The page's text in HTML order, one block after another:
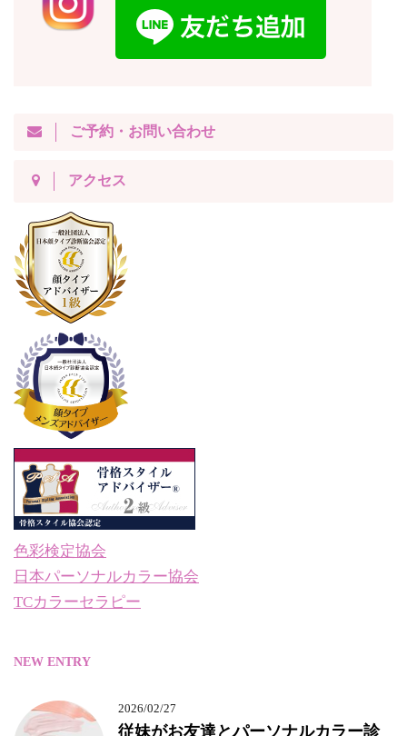
ご予約・お問い合わせ
アクセス
色彩検定協会
日本パーソナルカラー協会
TCカラーセラピー
NEW ENTRY
2026/02/27
従妹がお友達とパーソナルカラー診